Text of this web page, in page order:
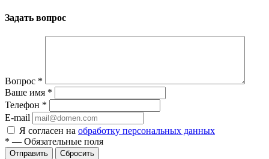
Задать вопрос
Вопрос *
Ваше имя *
Телефон *
E-mail
Я согласен на обработку персональных данных
* — Обязательные поля
Отправить Сбросить